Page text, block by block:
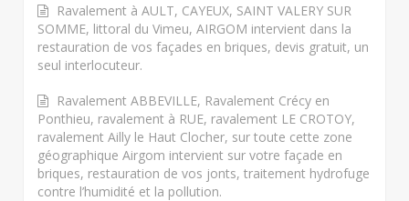
Ravalement à AULT, CAYEUX, SAINT VALERY SUR
SOMME, littoral du Vimeu, AIRGOM intervient dans la
restauration de vos façades en briques, devis gratuit, un
seul interlocuteur.
Ravalement ABBEVILLE, Ravalement Crécy en
Ponthieu, ravalement à RUE, ravalement LE CROTOY,
ravalement Ailly le Haut Clocher, sur toute cette zone
géographique Airgom intervient sur votre façade en
briques, restauration de vos jonts, traitement hydrofuge
contre l’humidité et la pollution.